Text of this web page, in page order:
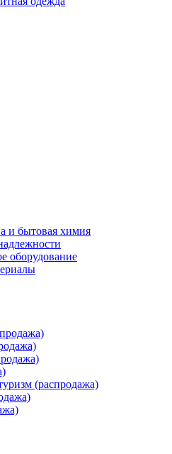
и бытовая химия
оборудование
(распродажа)